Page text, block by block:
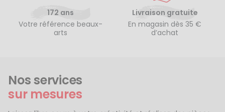
172 ans
Votre référence beaux-
arts
Livraison gratuite
En magasin dès 35 €
d’achat
Nos services
sur mesures